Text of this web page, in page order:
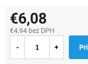
€6,08
€4,94 bez DPH
cena: